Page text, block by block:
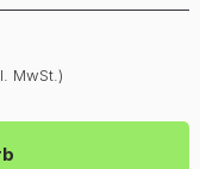
MwSt.)